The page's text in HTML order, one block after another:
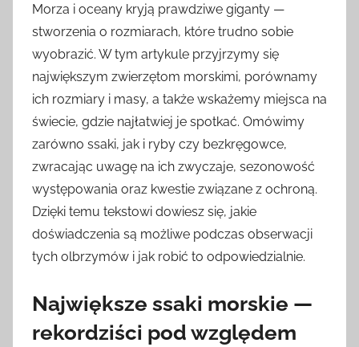
Morza i oceany kryją prawdziwe giganty —
stworzenia o rozmiarach, które trudno sobie
wyobrazić. W tym artykule przyjrzymy się
największym zwierzętom morskimi, porównamy
ich rozmiary i masy, a także wskażemy miejsca na
świecie, gdzie najłatwiej je spotkać. Omówimy
zarówno ssaki, jak i ryby czy bezkręgowce,
zwracając uwagę na ich zwyczaje, sezonowość
występowania oraz kwestie związane z ochroną.
Dzięki temu tekstowi dowiesz się, jakie
doświadczenia są możliwe podczas obserwacji
tych olbrzymów i jak robić to odpowiedzialnie.
Największe ssaki morskie —
rekordziści pod względem